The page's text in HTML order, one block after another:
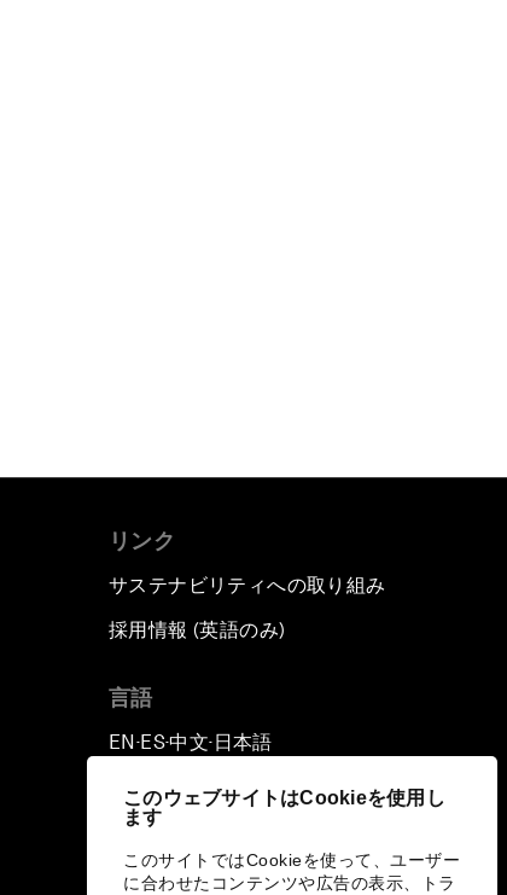
このウェブサイトはCookieを使用し
ます
このサイトではCookieを使って、ユーザー
に合わせたコンテンツや広告の表示、トラ
リンク
サステナビリティへの取り組み
採用情報 (英語のみ)
言語
EN ▪ ES▪中文▪ 日本語